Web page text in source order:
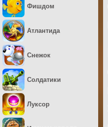
Фишдом
Атлантида
Снежок
Солдатики
Луксор